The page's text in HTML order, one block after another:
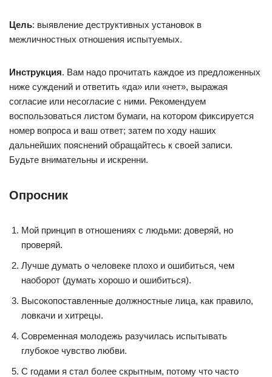
Цель: выявление деструктивных установок в
межличностных отношения испытуемых.
Инструкция. Вам надо прочитать каждое из предложенных
ниже суждений и ответить «да» или «нет», выражая
согласие или несогласие с ними. Рекомендуем
воспользоваться листом бумаги, на котором фиксируется
номер вопроса и ваш ответ; затем по ходу наших
дальнейших пояснений обращайтесь к своей записи.
Будьте внимательны и искренни.
Опросник
Мой принцип в отношениях с людьми: доверяй, но
проверяй.
Лучше думать о человеке плохо и ошибиться, чем
наоборот (думать хорошо и ошибиться).
Высокопоставленные должностные лица, как правило,
ловкачи и хитрецы.
Современная молодежь разучилась испытывать
глубокое чувство любви.
С годами я стал более скрытным, потому что часто